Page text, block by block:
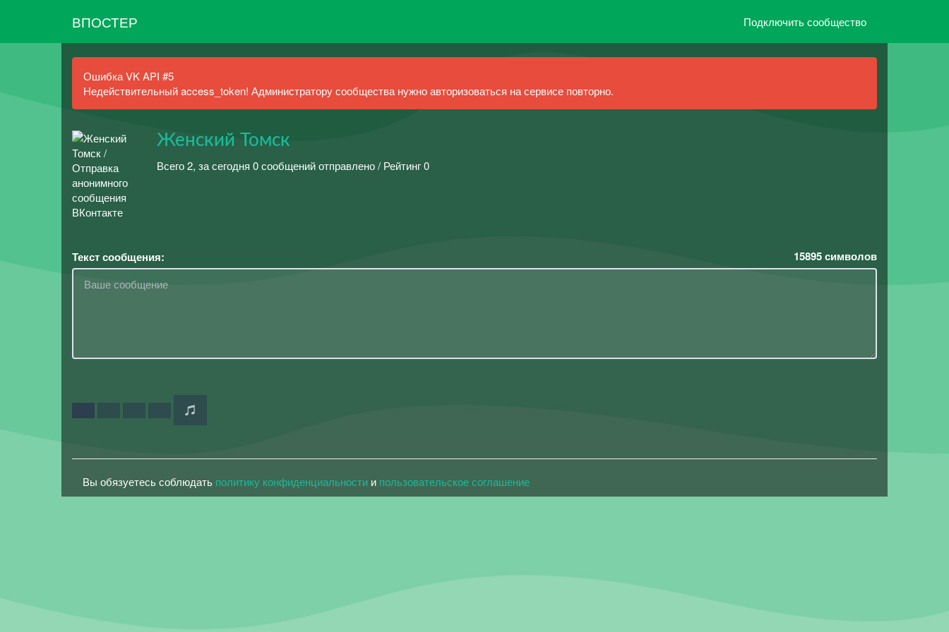
ВПОСТЕР Подключить сообщество
Ошибка VK API #5
Недействительный access_token! Администратору сообщества нужно авторизоваться на сервисе повторно.
Женский Томск
Всего 2, за сегодня 0 сообщений отправлено / Рейтинг 0
Текст сообщения: 15895символов
Вы обязуетесь соблюдать политику конфиденциальности и пользовательское соглашение